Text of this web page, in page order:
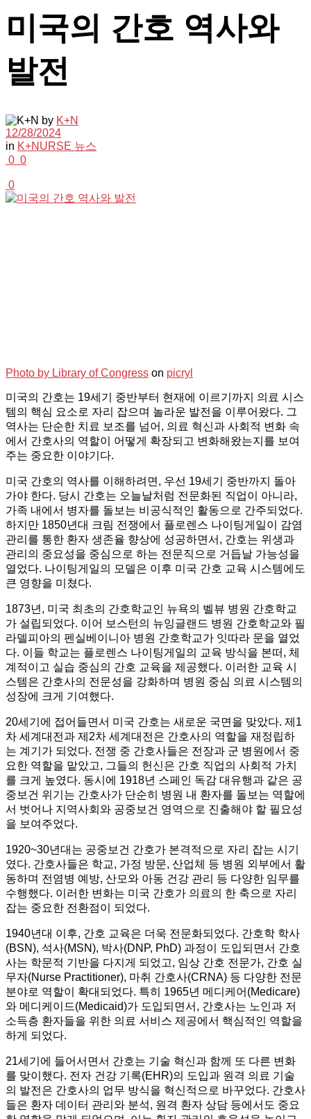
미국의 간호 역사와
발전
by K+N
12/28/2024
in K+NURSE 뉴스
0 0
0
Photo by Library of Congress on picryl
미국의 간호는 19세기 중반부터 현재에 이르기까지 의료 시스
템의 핵심 요소로 자리 잡으며 놀라운 발전을 이루어왔다. 그
역사는 단순한 치료 보조를 넘어, 의료 혁신과 사회적 변화 속
에서 간호사의 역할이 어떻게 확장되고 변화해왔는지를 보여
주는 중요한 이야기다.
미국 간호의 역사를 이해하려면, 우선 19세기 중반까지 돌아
가야 한다. 당시 간호는 오늘날처럼 전문화된 직업이 아니라,
가족 내에서 병자를 돌보는 비공식적인 활동으로 간주되었다.
하지만 1850년대 크림 전쟁에서 플로렌스 나이팅게일이 감염
관리를 통한 환자 생존율 향상에 성공하면서, 간호는 위생과
관리의 중요성을 중심으로 하는 전문직으로 거듭날 가능성을
열었다. 나이팅게일의 모델은 이후 미국 간호 교육 시스템에도
큰 영향을 미쳤다.
1873년, 미국 최초의 간호학교인 뉴욕의 벨뷰 병원 간호학교
가 설립되었다. 이어 보스턴의 뉴잉글랜드 병원 간호학교와 필
라델피아의 펜실베이니아 병원 간호학교가 잇따라 문을 열었
다. 이들 학교는 플로렌스 나이팅게일의 교육 방식을 본떠, 체
계적이고 실습 중심의 간호 교육을 제공했다. 이러한 교육 시
스템은 간호사의 전문성을 강화하며 병원 중심 의료 시스템의
성장에 크게 기여했다.
20세기에 접어들면서 미국 간호는 새로운 국면을 맞았다. 제1
차 세계대전과 제2차 세계대전은 간호사의 역할을 재정립하
는 계기가 되었다. 전쟁 중 간호사들은 전장과 군 병원에서 중
요한 역할을 맡았고, 그들의 헌신은 간호 직업의 사회적 가치
를 크게 높였다. 동시에 1918년 스페인 독감 대유행과 같은 공
중보건 위기는 간호사가 단순히 병원 내 환자를 돌보는 역할에
서 벗어나 지역사회와 공중보건 영역으로 진출해야 할 필요성
을 보여주었다.
1920~30년대는 공중보건 간호가 본격적으로 자리 잡는 시기
였다. 간호사들은 학교, 가정 방문, 산업체 등 병원 외부에서 활
동하며 전염병 예방, 산모와 아동 건강 관리 등 다양한 임무를
수행했다. 이러한 변화는 미국 간호가 의료의 한 축으로 자리
잡는 중요한 전환점이 되었다.
1940년대 이후, 간호 교육은 더욱 전문화되었다. 간호학 학사
(BSN), 석사(MSN), 박사(DNP, PhD) 과정이 도입되면서 간호
사는 학문적 기반을 다지게 되었고, 임상 간호 전문가, 간호 실
무자(Nurse Practitioner), 마취 간호사(CRNA) 등 다양한 전문
분야로 역할이 확대되었다. 특히 1965년 메디케어(Medicare)
와 메디케이드(Medicaid)가 도입되면서, 간호사는 노인과 저
소득층 환자들을 위한 의료 서비스 제공에서 핵심적인 역할을
하게 되었다.
21세기에 들어서면서 간호는 기술 혁신과 함께 또 다른 변화
를 맞이했다. 전자 건강 기록(EHR)의 도입과 원격 의료 기술
의 발전은 간호사의 업무 방식을 혁신적으로 바꾸었다. 간호사
들은 환자 데이터 관리와 분석, 원격 환자 상담 등에서도 중요